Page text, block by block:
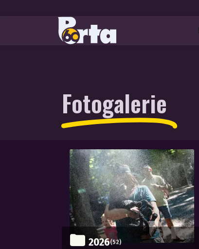
Fotogalerie
2026(52)